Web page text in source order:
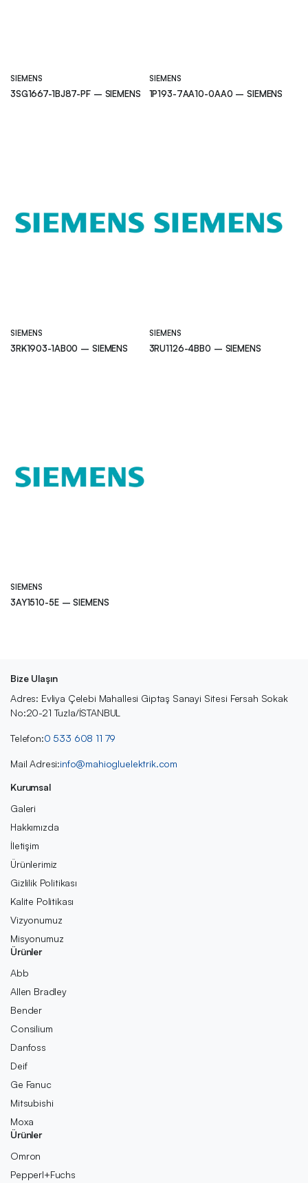
SIEMENS
3SG1667-1BJ87-PF – SIEMENS
SIEMENS
1P193-7AA10-0AA0 – SIEMENS
SIEMENS
3RK1903-1AB00 – SIEMENS
SIEMENS
3RU1126-4BB0 – SIEMENS
SIEMENS
3AY1510-5E – SIEMENS
Bize Ulaşın
Adres: Evliya Çelebi Mahallesi Giptaş Sanayi Sitesi Fersah Sokak
No:20-21 Tuzla/İSTANBUL
Telefon:0 533 608 11 79
Mail Adresi:info@mahiogluelektrik.com
Kurumsal
Galeri
Hakkımızda
İletişim
Ürünlerimiz
Gizlilik Politikası
Kalite Politikası
Vizyonumuz
Misyonumuz
Ürünler
Abb
Allen Bradley
Bender
Consilium
Danfoss
Deif
Ge Fanuc
Mitsubishi
Moxa
Ürünler
Omron
Pepperl+Fuchs